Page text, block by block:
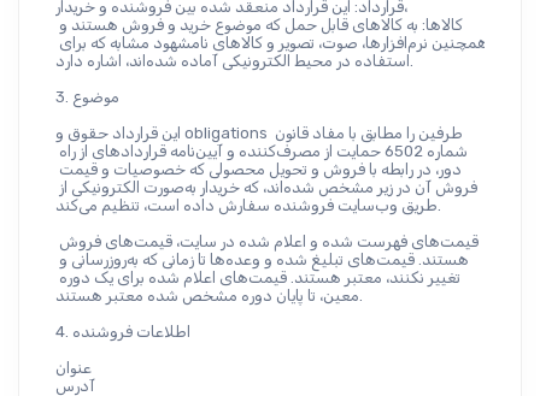
قرارداد: این قرارداد منعقد شده بین فروشنده و خریدار،
استفاده در محیط الکترونیکی آماده شده‌اند، اشاره دارد.
3. موضوع
این قرارداد حقوق و obligations طرفین را مطابق با مفاد قانون
طریق وب‌سایت فروشنده سفارش داده است، تنظیم می‌کند.
معین، تا پایان دوره مشخص شده معتبر هستند.
4. اطلاعات فروشنده
عنوان
آدرس